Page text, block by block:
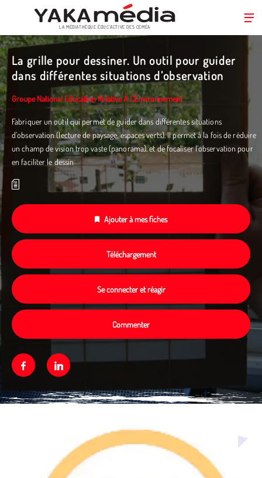
Aller
au
contenu
principal
LA MÉDIATHÈQUE ÉDUC’ACTIVE DES CEMÉA
La grille pour dessiner. Un outil pour guider
dans différentes situations d’observation
Groupe National Education Relative À L'Environnement
Fabriquer un outil qui permet de guider dans différentes situations
d’observation (lecture de paysage, espaces verts). Il permet à la fois de réduire
un champ de vision trop vaste (panorama), et de focaliser l’observation pour
en faciliter le dessin
Ajouter à mes fiches
Téléchargement
Se connecter et réagir
Commenter
FacebookLinkedin